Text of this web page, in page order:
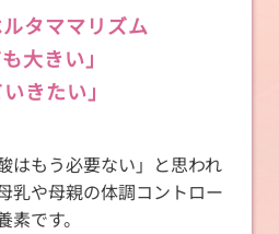
ルタママリズム
大きい」
きたい」
はもう必要ない」と思われ
乳や母親の体調コントロー
です。